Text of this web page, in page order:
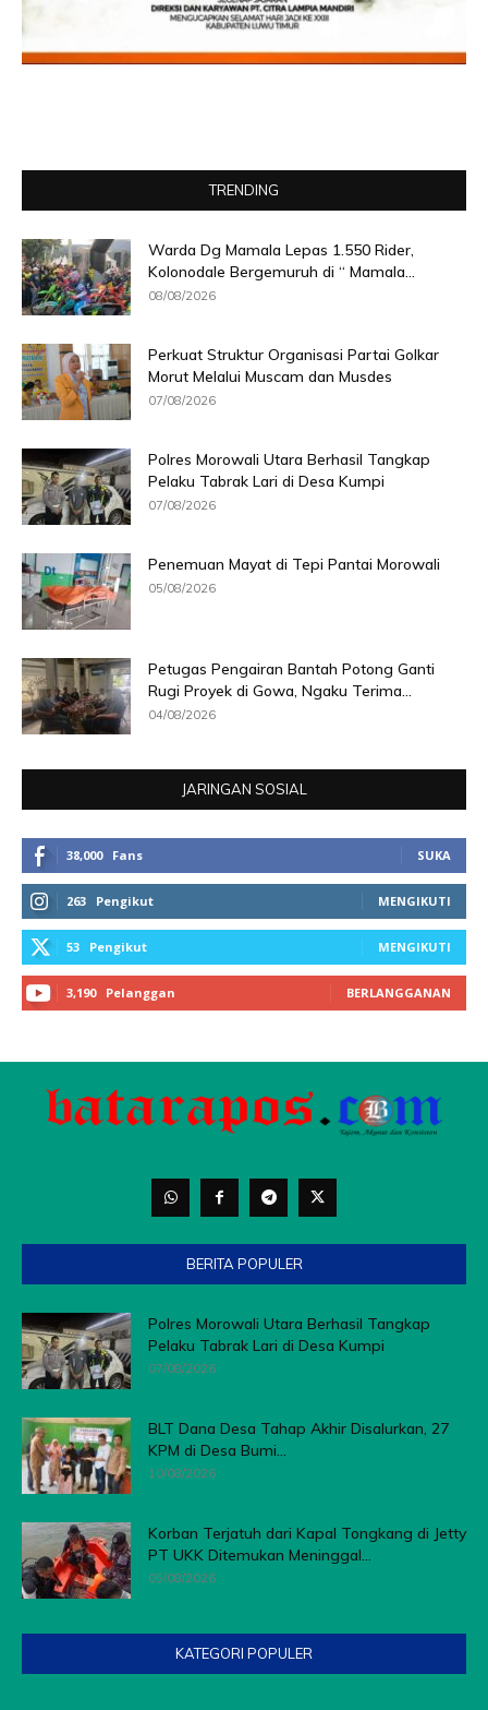
BERITA POPULER
Polres Morowali Utara Berhasil Tangkap
Pelaku Tabrak Lari di Desa Kumpi
07/08/2026
BLT Dana Desa Tahap Akhir Disalurkan, 27
KPM di Desa Bumi...
10/08/2026
Korban Terjatuh dari Kapal Tongkang di Jetty
PT UKK Ditemukan Meninggal...
05/08/2026
KATEGORI POPULER